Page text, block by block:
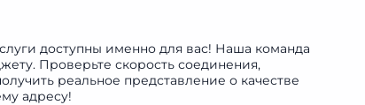
доступны именно для вас! Наша команда
Проверьте скорость соединения,
реальное представление о качестве
адресу!